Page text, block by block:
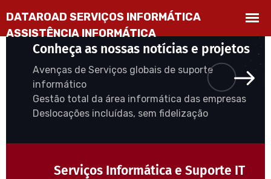
Conheça as nossas notícias e projetos
Avenças de Serviços globais de suporte
informático
Gestão total da área informática das empresas
Deslocações incluídas, sem fidelização
Serviços Informática e Suporte IT